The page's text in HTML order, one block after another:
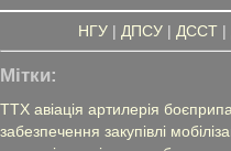
НГУ| ДПСУ| ДССТ|
Мітки:
ТТХ авіація артилерія
забезпечення закупівлі